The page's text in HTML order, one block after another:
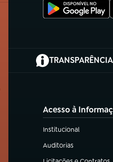
TRANSPARÊNCIA
(abre em nova aba)
Acesso à
Institucional
(abre em nova aba)
Auditorias
(abre em nova aba)